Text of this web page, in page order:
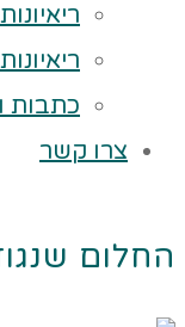
כתבות
צרו קשר
החלום